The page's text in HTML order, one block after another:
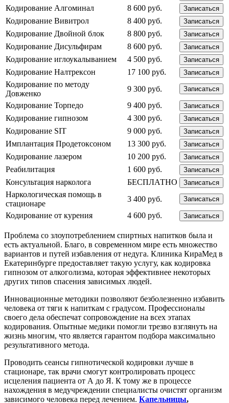
Кодирование Алгоминал 8 600 руб. Записаться
Кодирование Вивитрол 8 400 руб. Записаться
Кодирование Двойной блок 8 800 руб. Записаться
Кодирование Дисульфирам 8 600 руб. Записаться
Кодирование иглоукалыванием 4 500 руб. Записаться
Кодирование Налтрексон 17 100 руб. Записаться
Кодирование по методу
Довженко
9 300 руб. Записаться
Кодирование Торпедо 9 400 руб. Записаться
Кодирование гипнозом 4 300 руб. Записаться
Кодирование SIT 9 000 руб. Записаться
Имплантация Продетоксоном 13 300 руб. Записаться
Кодирование лазером 10 200 руб. Записаться
Реабилитация 1 600 руб. Записаться
Консультация нарколога БЕСПЛАТНО Записаться
Наркологическая помощь в
стационаре
3 400 руб. Записаться
Кодирование от курения 4 600 руб. Записаться
Проблема со злоупотреблением спиртных напитков была и
есть актуальной. Благо, в современном мире есть множество
вариантов и путей избавления от недуга. Клиника КираМед в
Екатеринбурге предоставляет такую услугу, как кодировка
гипнозом от алкоголизма, которая эффективнее некоторых
других типов спасения зависимых людей.
Инновационные методики позволяют безболезненно избавить
человека от тяги к напиткам с градусом. Профессионалы
своего дела обеспечат сопровождение на всех этапах
кодирования. Опытные медики помогли трезво взглянуть на
жизнь многим, что является гарантом подбора максимально
результативного метода.
Проводить сеансы гипнотической кодировки лучше в
стационаре, так врачи смогут контролировать процесс
исцеления пациента от А до Я. К тому же в процессе
нахождения в медучреждении специалисты очистят организм
зависимого человека перед лечением. Капельницы,